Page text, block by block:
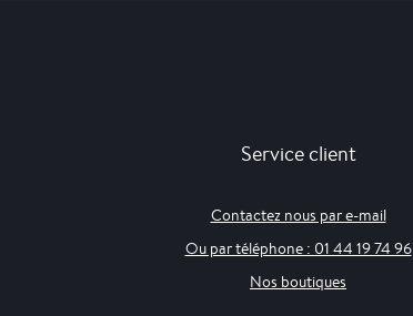
Service client
Contactez nous par e-mail
Ou par téléphone : 01 44 19 74 96
Nos boutiques